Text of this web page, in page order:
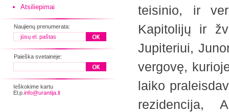
Atsiliepimai
Naujienų prenumerata:
Paieška svetainėje:
Ieškokime kartu
El.p. info@urantija.lt
teisinio, ir
Kapitolijų ir
Jupiteriui,
vergovę,
laiko
rezidencija,